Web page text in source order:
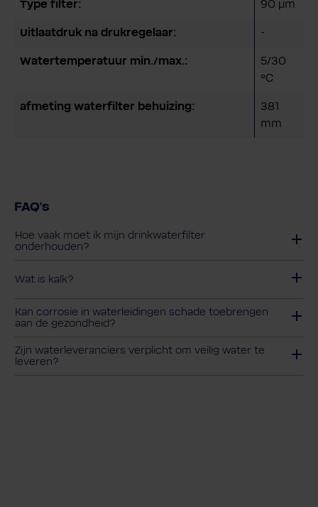
Type filter: 90 μm
Uitlaatdruk na drukregelaar: -
Watertemperatuur min./max.:
5/30
°C
afmeting waterfilter behuizing:
381
mm
FAQ's
Hoe vaak moet ik mijn drinkwaterfilter
onderhouden?
Wat is kalk?
Kan corrosie in waterleidingen schade toebrengen
aan de gezondheid?
Zijn waterleveranciers verplicht om veilig water te
leveren?